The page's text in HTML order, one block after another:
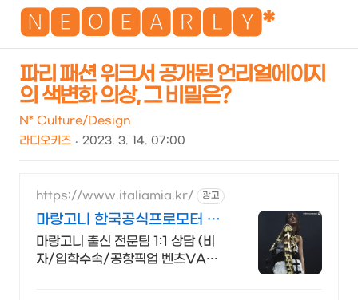
🅽🅴🅾🅴🅰🆁🅻🆈*
파리 패션 위크서 공개된 언리얼에이지
의 색변화 의상, 그 비밀은?
N* Culture/Design
라디오키즈
2023. 3. 14. 07:00
https://www.italiamia.kr/ 광고
마랑고니 한국공식프로모터 마
랑고니 출신 전문팀 코칭
마랑고니 출신 전문팀 1:1 상담 (비
자/입학수속/공항픽업 벤츠VAN